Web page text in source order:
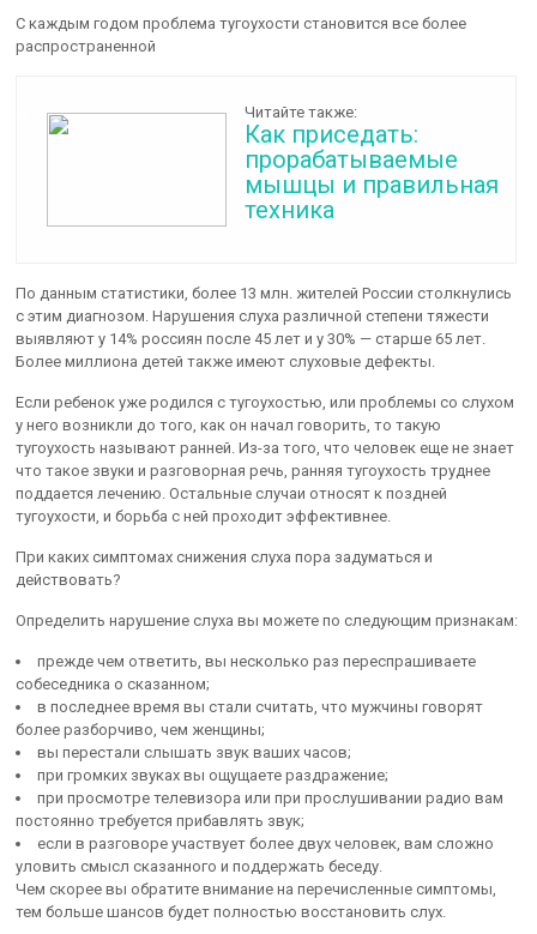
С каждым годом проблема тугоухости становится все более
распространенной
Читайте также:
Как приседать:
прорабатываемые
мышцы и правильная
техника
По данным статистики, более 13 млн. жителей России столкнулись
с этим диагнозом. Нарушения слуха различной степени тяжести
выявляют у 14% россиян после 45 лет и у 30% — старше 65 лет.
Более миллиона детей также имеют слуховые дефекты.
Если ребенок уже родился с тугоухостью, или проблемы со слухом
у него возникли до того, как он начал говорить, то такую
тугоухость называют ранней. Из-за того, что человек еще не знает
что такое звуки и разговорная речь, ранняя тугоухость труднее
поддается лечению. Остальные случаи относят к поздней
тугоухости, и борьба с ней проходит эффективнее.
При каких симптомах снижения слуха пора задуматься и
действовать?
Определить нарушение слуха вы можете по следующим признакам:
прежде чем ответить, вы несколько раз переспрашиваете
собеседника о сказанном;
в последнее время вы стали считать, что мужчины говорят
более разборчиво, чем женщины;
вы перестали слышать звук ваших часов;
при громких звуках вы ощущаете раздражение;
при просмотре телевизора или при прослушивании радио вам
постоянно требуется прибавлять звук;
если в разговоре участвует более двух человек, вам сложно
уловить смысл сказанного и поддержать беседу.
Чем скорее вы обратите внимание на перечисленные симптомы,
тем больше шансов будет полностью восстановить слух.